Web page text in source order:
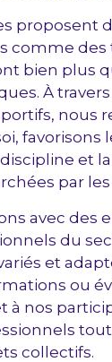
proposent
comme des
bien plus
À
nous
favorisons
et
par
avec des
du
et
ou
à nos
tout
collectifs.